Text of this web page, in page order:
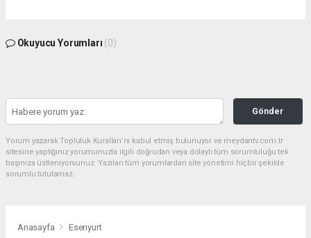
Okuyucu Yorumları (0)
Gönder
Yorum yazarak Topluluk Kuralları’nı kabul etmiş bulunuyor ve meydantv.com.tr
sitesine yaptığınız yorumunuzla ilgili doğrudan veya dolaylı tüm sorumluluğu tek
başınıza üstleniyorsunuz. Yazılan tüm yorumlardan site yönetimi hiçbir şekilde
sorumlu tutulamaz.
Anasayfa Esenyurt